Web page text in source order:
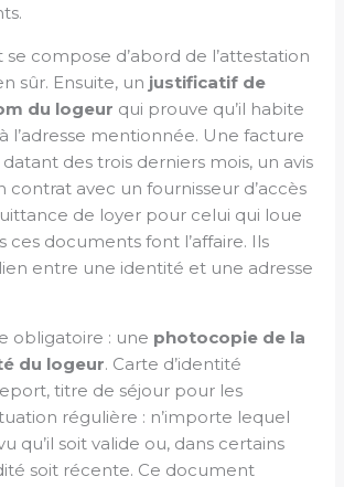
compose d’abord de l’attestation
sûr. Ensuite, un justificatif de
du logeur qui prouve qu’il habite
l’adresse mentionnée. Une facture
des trois derniers mois, un avis
contrat avec un fournisseur d’accès
de loyer pour celui qui loue
ces documents font l’affaire. Ils
entre une identité et une adresse
obligatoire : une photocopie de la
du logeur. Carte d’identité
titre de séjour pour les
régulière : n’importe lequel
qu’il soit valide ou, dans certains
soit récente. Ce document